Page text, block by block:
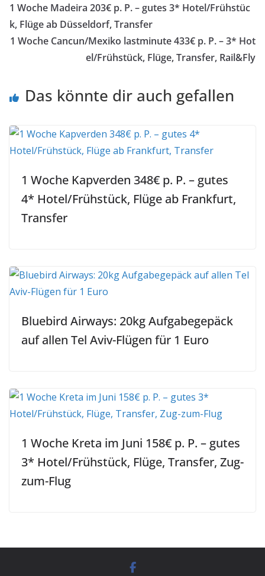
1 Woche Madeira 203€ p. P. – gutes 3* Hotel/Frühstüc
k, Flüge ab Düsseldorf, Transfer
1 Woche Cancun/Mexiko lastminute 433€ p. P. – 3* Hot
el/Frühstück, Flüge, Transfer, Rail&Fly
Das könnte dir auch gefallen
1 Woche Kapverden 348€ p. P. – gutes
4* Hotel/Frühstück, Flüge ab Frankfurt,
Transfer
Bluebird Airways: 20kg Aufgabegepäck
auf allen Tel Aviv-Flügen für 1 Euro
1 Woche Kreta im Juni 158€ p. P. – gutes
3* Hotel/Frühstück, Flüge, Transfer, Zug-
zum-Flug